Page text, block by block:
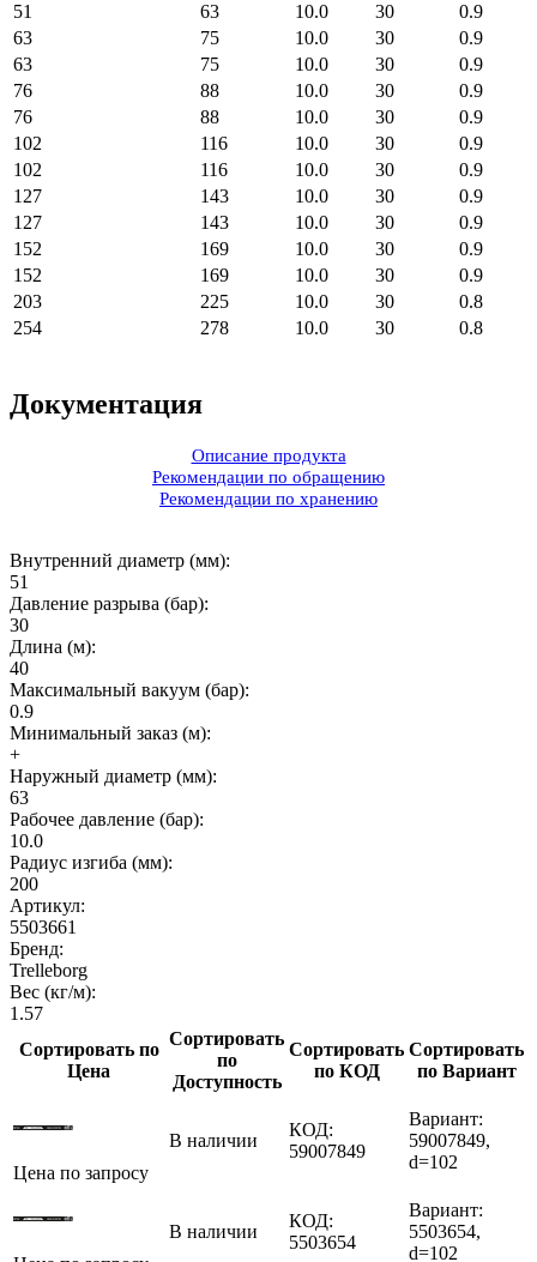
51
63 10.0 30
0.9
63
75 10.0 30
0.9
63
75 10.0 30
0.9
76
88 10.0 30
0.9
76
88 10.0 30
0.9
102
116 10.0 30
0.9
102
116 10.0 30
0.9
127
143 10.0 30
0.9
127
143 10.0 30
0.9
152
169 10.0 30
0.9
152
169 10.0 30
0.9
203
225 10.0 30
0.8
254
278 10.0 30 0.8
Документация
Описание продукта
Рекомендации по обращению
Рекомендации по хранению
Внутренний диаметр (мм):
51
Давление разрыва (бар):
30
Длина (м):
40
Максимальный вакуум (бар):
0.9
Минимальный заказ (м):
+
Наружный диаметр (мм):
63
Рабочее давление (бар):
10.0
Радиус изгиба (мм):
200
Артикул:
5503661
Бренд:
Trelleborg
Вес (кг/м):
1.57
Сортировать по
Цена
Сортировать
по
Доступность
Сортировать
по КОД
Сортировать
по Вариант
Цена по запросу
В наличии
КОД:
59007849
Вариант:
59007849,
d=102
В наличии
КОД:
5503654
Вариант:
5503654,
d=102